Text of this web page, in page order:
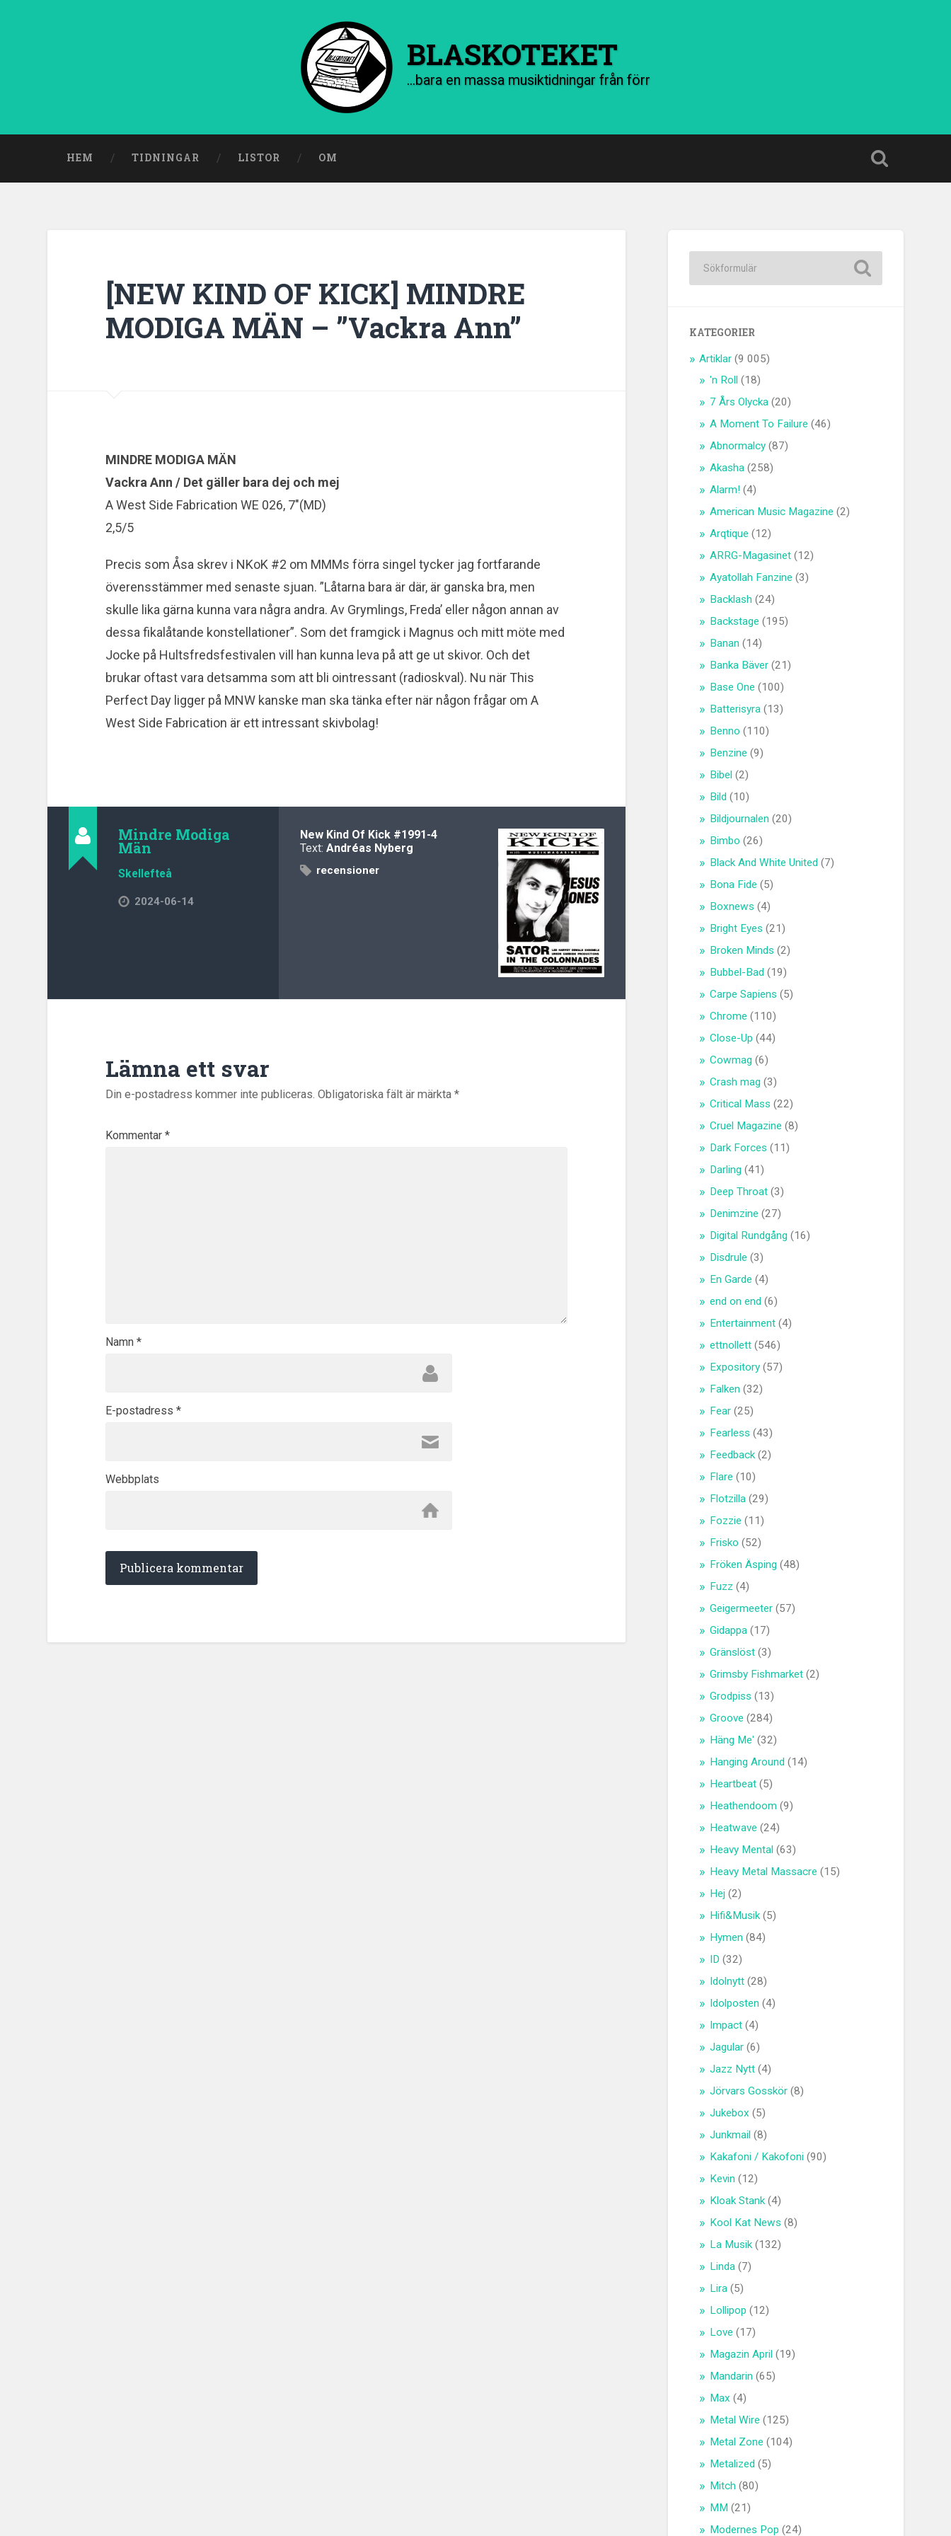
BLASKOTEKET
HEM TIDNINGAR LISTOR OM
[NEW KIND OF KICK] MINDRE
MODIGA MÄN – ”Vackra Ann”
MINDRE MODIGA MÄN
Vackra Ann / Det gäller bara dej och mej
A West Side Fabrication WE 026, 7″(MD)
2,5/5
Precis som Åsa skrev i NKoK #2 om MMMs förra singel tycker jag fortfarande
överensstämmer med senaste sjuan. ”Låtarna bara är där, är ganska bra, men
skulle lika gärna kunna vara några andra. Av Grymlings, Freda’ eller någon annan av
dessa fikalåtande konstellationer”. Som det framgick i Magnus och mitt möte med
Jocke på Hultsfredsfestivalen vill han kunna leva på att ge ut skivor. Och det
brukar oftast vara detsamma som att bli ointressant (radioskval). Nu när This
Perfect Day ligger på MNW kanske man ska tänka efter när någon frågar om A
West Side Fabrication är ett intressant skivbolag!
Mindre Modiga
Män
Skellefteå
2024-06-14
New Kind Of Kick #1991-4
Text: Andréas Nyberg
recensioner
Lämna ett svar
Din e-postadress kommer inte publiceras. Obligatoriska fält är märkta *
Kommentar *
Namn *
E-postadress *
Webbplats
KATEGORIER
Artiklar (9 005)
'n Roll (18)
7 Års Olycka (20)
A Moment To Failure (46)
Abnormalcy (87)
Akasha (258)
Alarm! (4)
American Music Magazine (2)
Arqtique (12)
ARRG-Magasinet (12)
Ayatollah Fanzine (3)
Backlash (24)
Backstage (195)
Banan (14)
Banka Bäver (21)
Base One (100)
Batterisyra (13)
Benno (110)
Benzine (9)
Bibel (2)
Bild (10)
Bildjournalen (20)
Bimbo (26)
Black And White United (7)
Bona Fide (5)
Boxnews (4)
Bright Eyes (21)
Broken Minds (2)
Bubbel-Bad (19)
Carpe Sapiens (5)
Chrome (110)
Close-Up (44)
Cowmag (6)
Crash mag (3)
Critical Mass (22)
Cruel Magazine (8)
Dark Forces (11)
Darling (41)
Deep Throat (3)
Denimzine (27)
Digital Rundgång (16)
Disdrule (3)
En Garde (4)
end on end (6)
Entertainment (4)
ettnollett (546)
Expository (57)
Falken (32)
Fear (25)
Fearless (43)
Feedback(2)
Flare (10)
Flotzilla (29)
Fozzie (11)
Frisko (52)
Fröken Äsping (48)
Fuzz (4)
Geigermeeter (57)
Gidappa (17)
Gränslöst (3)
Grimsby Fishmarket (2)
Grodpiss (13)
Groove (284)
Häng Me' (32)
Hanging Around (14)
Heartbeat (5)
Heathendoom (9)
Heatwave (24)
Heavy Mental (63)
Heavy Metal Massacre (15)
Hej (2)
Hifi&Musik(5)
Hymen (84)
ID (32)
Idolnytt (28)
Idolposten (4)
Impact (4)
Jagular (6)
Jazz Nytt (4)
Jörvars Gosskör (8)
Jukebox (5)
Junkmail (8)
Kakafoni / Kakofoni (90)
Kevin (12)
Kloak Stank(4)
Kool Kat News (8)
La Musik(132)
Linda (7)
Lira (5)
Lollipop (12)
Love (17)
Magazin April (19)
Mandarin (65)
Max (4)
Metal Wire (125)
Metal Zone (104)
Metalized (5)
Mitch (80)
MM (21)
Modernes Pop (24)